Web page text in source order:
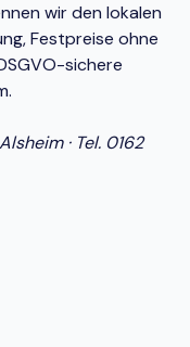
wir den lokalen
Festpreise ohne
sichere
· Tel. 0162